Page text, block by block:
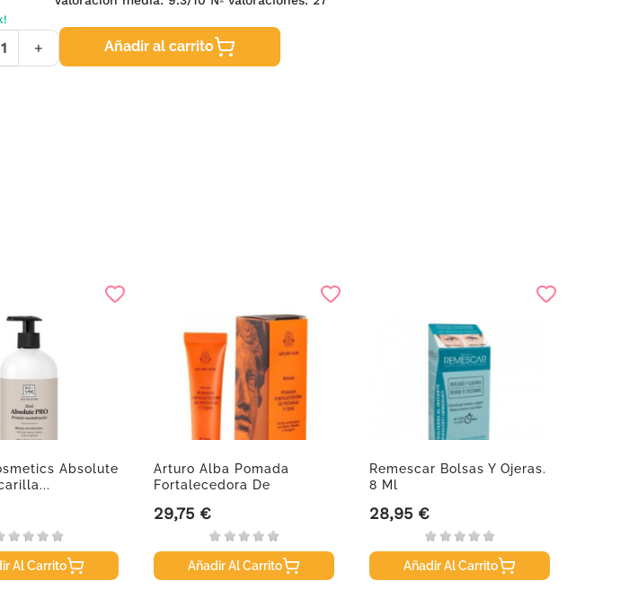
+ Añadir al carrito
Absolute
Al Carrito
Arturo Alba Pomada
Fortalecedora De
Precio
29,75 €
Añadir Al Carrito
Remescar Bolsas Y Ojeras.
8 Ml
Precio
28,95 €
Añadir Al Carrito